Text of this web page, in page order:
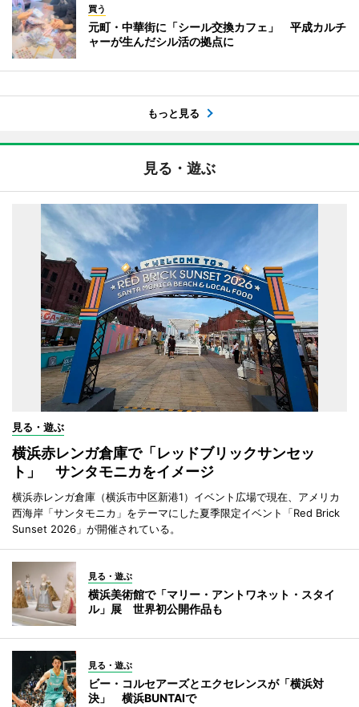
買う
元町・中華街に「シール交換カフェ」 平成カルチ
ャーが生んだシル活の拠点に
もっと見る
見る・遊ぶ
見る・遊ぶ
横浜赤レンガ倉庫で「レッドブリックサンセッ
ト」 サンタモニカをイメージ
横浜赤レンガ倉庫（横浜市中区新港1）イベント広場で現在、アメリカ
西海岸「サンタモニカ」をテーマにした夏季限定イベント「Red Brick
Sunset 2026」が開催されている。
見る・遊ぶ
横浜美術館で「マリー・アントワネット・スタイ
ル」展 世界初公開作品も
見る・遊ぶ
ビー・コルセアーズとエクセレンスが「横浜対
決」 横浜BUNTAIで